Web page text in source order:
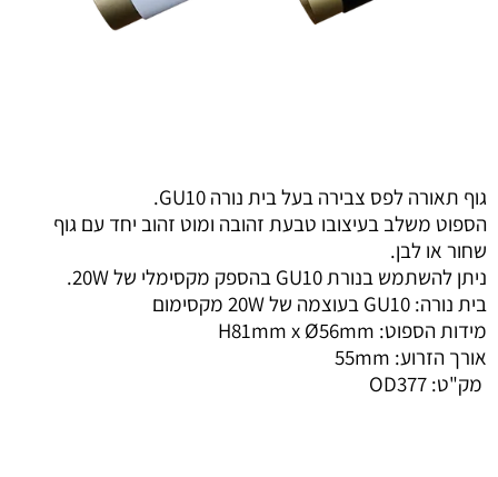
גוף תאורה לפס צבירה בעל בית נורה GU10.
הספוט משלב בעיצובו טבעת זהובה ומוט זהוב יחד עם גוף
שחור או לבן.
ניתן להשתמש בנורת GU10 בהספק מקסימלי של 20W.
בית נורה: GU10 בעוצמה של 20W מקסימום
מידות הספוט: H81mm x Ø56mm
אורך הזרוע: 55mm
מק"ט: OD377